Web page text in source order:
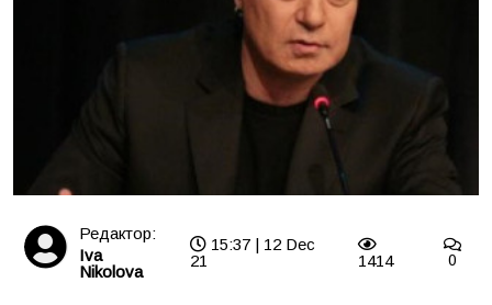
Редактор:
Iva
Nikolova
15:37 | 12 Dec
21
1414 0